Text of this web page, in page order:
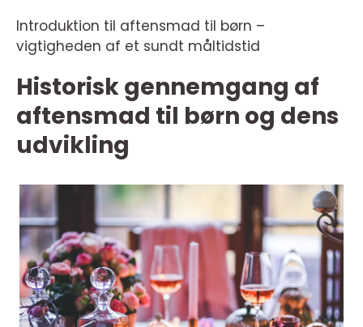
Introduktion til aftensmad til børn –
vigtigheden af et sundt måltidstid
Historisk gennemgang af
aftensmad til børn og dens
udvikling